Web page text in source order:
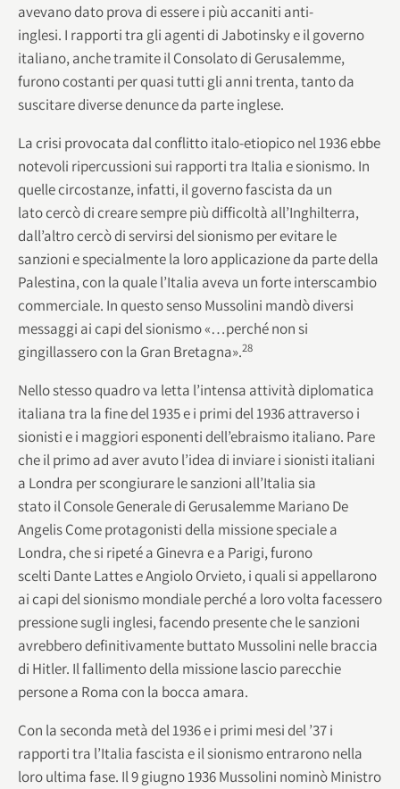
avevano dato prova di essere i più accaniti anti-
inglesi. I rapporti tra gli agenti di Jabotinsky e il governo
italiano, anche tramite il Consolato di Gerusalemme,
furono costanti per quasi tutti gli anni trenta, tanto da
suscitare diverse denunce da parte inglese.
La crisi provocata dal conflitto italo-etiopico nel 1936 ebbe
notevoli ripercussioni sui rapporti tra Italia e sionismo. In
quelle circostanze, infatti, il governo fascista da un
lato cercò di creare sempre più difficoltà all’Inghilterra,
dall’altro cercò di servirsi del sionismo per evitare le
sanzioni e specialmente la loro applicazione da parte della
Palestina, con la quale l’Italia aveva un forte interscambio
commerciale. In questo senso Mussolini mandò diversi
messaggi ai capi del sionismo «…perché non si
gingillassero con la Gran Bretagna».28
Nello stesso quadro va letta l’intensa attività diplomatica
italiana tra la fine del 1935 e i primi del 1936 attraverso i
sionisti e i maggiori esponenti dell’ebraismo italiano. Pare
che il primo ad aver avuto l’idea di inviare i sionisti italiani
a Londra per scongiurare le sanzioni all’Italia sia
stato il Console Generale di Gerusalemme Mariano De
Angelis Come protagonisti della missione speciale a
Londra, che si ripeté a Ginevra e a Parigi, furono
scelti Dante Lattes e Angiolo Orvieto, i quali si appellarono
ai capi del sionismo mondiale perché a loro volta facessero
pressione sugli inglesi, facendo presente che le sanzioni
avrebbero definitivamente buttato Mussolini nelle braccia
di Hitler. Il fallimento della missione lascio parecchie
persone a Roma con la bocca amara.
Con la seconda metà del 1936 e i primi mesi del ’37 i
rapporti tra l’Italia fascista e il sionismo entrarono nella
loro ultima fase. Il 9 giugno 1936 Mussolini nominò Ministro